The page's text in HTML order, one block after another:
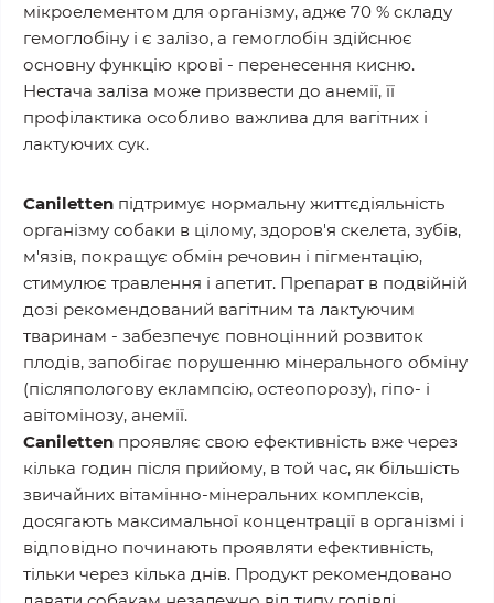
мікроелементом для організму, адже 70 % складу
гемоглобіну і є залізо, а гемоглобін здійснює
основну функцію крові - перенесення кисню.
Нестача заліза може призвести до анемії, її
профілактика особливо важлива для вагітних і
лактуючих сук.
Caniletten підтримує нормальну життєдіяльність
організму собаки в цілому, здоров'я скелета, зубів,
м'язів, покращує обмін речовин і пігментацію,
стимулює травлення і апетит. Препарат в подвійній
дозі рекомендований вагітним та лактуючим
тваринам - забезпечує повноцінний розвиток
плодів, запобігає порушенню мінерального обміну
(післяпологову еклампсію, остеопорозу), гіпо- і
авітомінозу, анемії.
Caniletten проявляє свою ефективність вже через
кілька годин після прийому, в той час, як більшість
звичайних вітамінно-мінеральних комплексів,
досягають максимальної концентрації в організмі і
відповідно починають проявляти ефективність,
тільки через кілька днів. Продукт рекомендовано